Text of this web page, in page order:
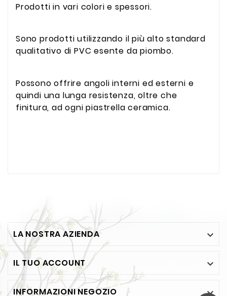
Prodotti in vari colori e spessori.
Sono prodotti utilizzando il più alto standard
qualitativo di PVC esente da piombo.
Possono offrire angoli interni ed esterni e
quindi una lunga resistenza, oltre che
finitura, ad ogni piastrella ceramica.
LA NOSTRA AZIENDA 
IL TUO ACCOUNT 
INFORMAZIONI NEGOZIO 